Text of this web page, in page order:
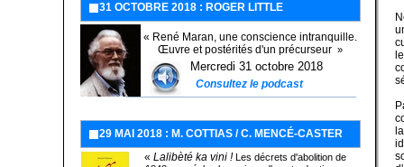
« Lalibèté ka vini !Les décrets d'abolition de
« René Maran, une conscience intranquille.
Œuvre et postérités d'un précurseur »
Consultez le podcast
Mercredi 31 octobre 2018
31 OCTOBRE 2018 : ROGER LITTLE
29 MAI 2018 : M. COTTIAS / C. MENCÉ-CASTER